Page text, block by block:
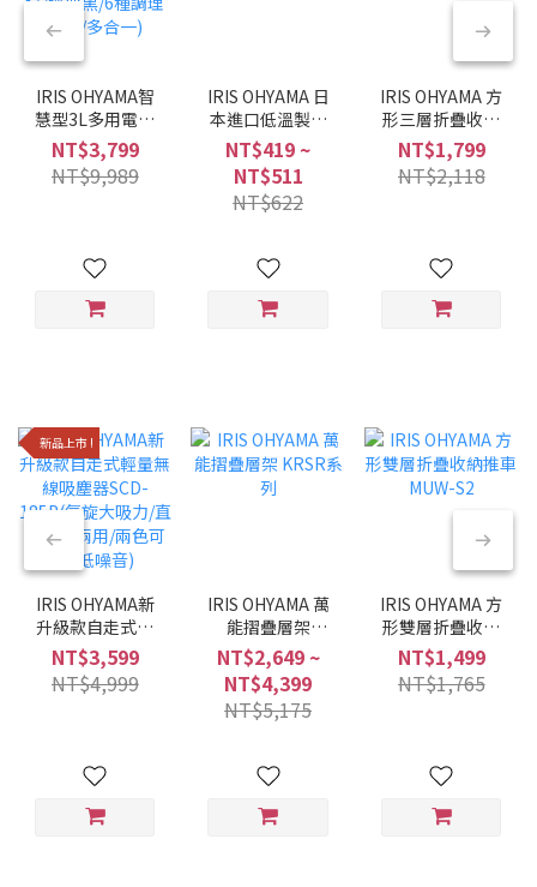
IRIS OHYAMA智
慧型3L多用電子
壓力鍋 KPC-
MA3(羅勒綠/經典
黑/6種調理模式/
NT$3,799
NT$9,989
IRIS OHYAMA 日
本進口低溫製法
微波即食白飯
150/180g
NT$419 ~
NT$511
NT$622
IRIS OHYAMA 方
形三層折疊收納
推車 MUW-S3
NT$1,799
NT$2,118
新品上市 !
IRIS OHYAMA新
升級款自走式輕
量無線吸塵器
SCD-185P(氣旋
大吸力/直立手持
NT$3,599
NT$4,999
IRIS OHYAMA 萬
能摺疊層架
KRSR系列
NT$2,649 ~
NT$4,399
NT$5,175
IRIS OHYAMA 方
形雙層折疊收納
推車 MUW-S2
NT$1,499
NT$1,765